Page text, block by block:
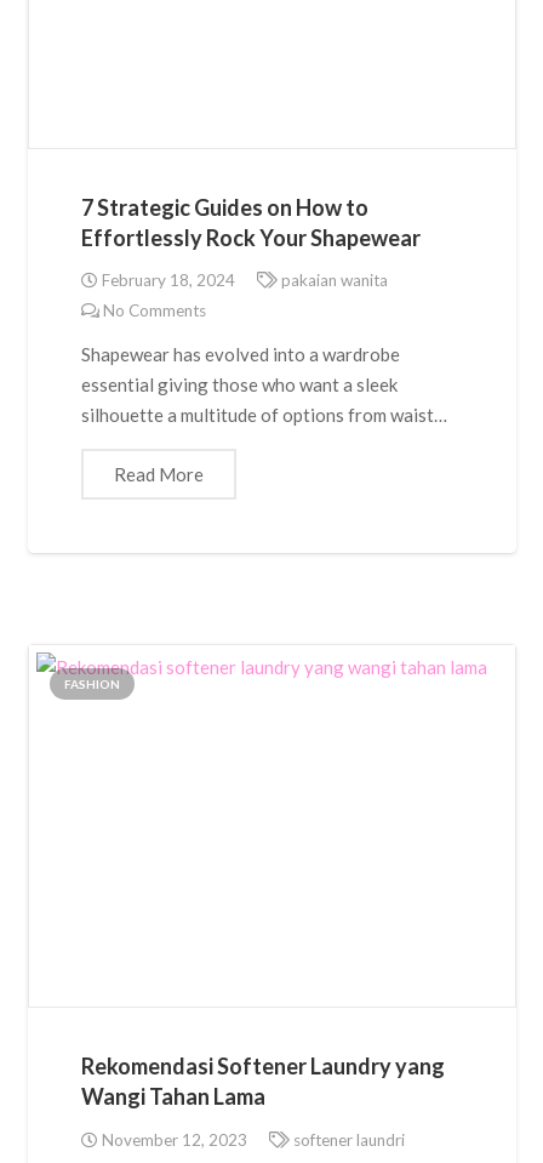
7 Strategic Guides on How to
Effortlessly Rock Your Shapewear
February 18, 2024
pakaian wanita
No Comments
Shapewear has evolved into a wardrobe
essential giving those who want a sleek
silhouette a multitude of options from waist…
Read More
FASHION
Rekomendasi Softener Laundry yang
Wangi Tahan Lama
November 12, 2023
softener laundri